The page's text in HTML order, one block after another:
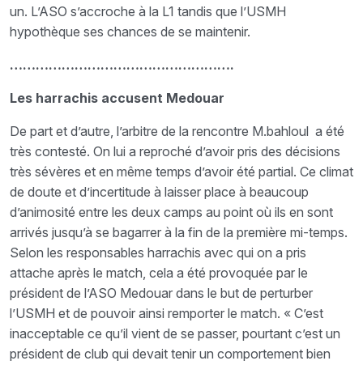
un. L’ASO s’accroche à la L1 tandis que l’USMH
hypothèque ses chances de se maintenir.
…………………………………………….
Les harrachis accusent Medouar
De part et d’autre, l’arbitre de la rencontre M.bahloul a été
très contesté. On lui a reproché d’avoir pris des décisions
très sévères et en même temps d’avoir été partial. Ce climat
de doute et d’incertitude à laisser place à beaucoup
d’animosité entre les deux camps au point où ils en sont
arrivés jusqu’à se bagarrer à la fin de la première mi-temps.
Selon les responsables harrachis avec qui on a pris
attache après le match, cela a été provoquée par le
président de l’ASO Medouar dans le but de perturber
l’USMH et de pouvoir ainsi remporter le match. « C’est
inacceptable ce qu’il vient de se passer, pourtant c’est un
président de club qui devait tenir un comportement bien